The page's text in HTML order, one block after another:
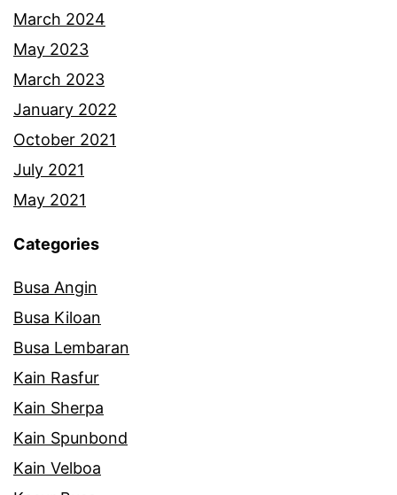
March 2024
May 2023
March 2023
January 2022
October 2021
July 2021
May 2021
Categories
Busa Angin
Busa Kiloan
Busa Lembaran
Kain Rasfur
Kain Sherpa
Kain Spunbond
Kain Velboa